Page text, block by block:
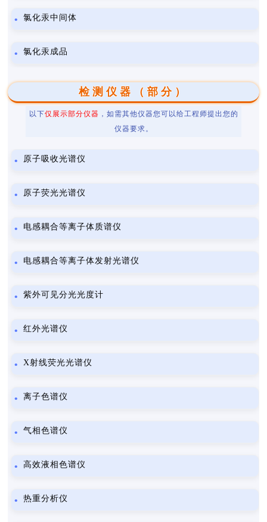
氯化汞中间体
氯化汞成品
检测仪器（部分）
以下仅展示部分仪器 ，如需其他仪器您可以给工程师提出您的
仪器要求。
原子吸收光谱仪
原子荧光光谱仪
电感耦合等离子体质谱仪
电感耦合等离子体发射光谱仪
紫外可见分光光度计
红外光谱仪
X射线荧光光谱仪
离子色谱仪
气相色谱仪
高效液相色谱仪
热重分析仪